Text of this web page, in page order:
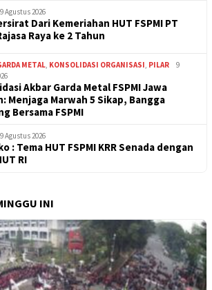
9 Agustus 2026
Dari Kemeriahan HUT FSPMI PT
Raya ke 2 Tahun
METAL, KONSOLIDASI ORGANISASI, PILAR
9
Akbar Garda Metal FSPMI Jawa
Menjaga Marwah 5 Sikap, Bangga
Bersama FSPMI
9 Agustus 2026
: Tema HUT FSPMI KRR Senada dengan
RI
INI